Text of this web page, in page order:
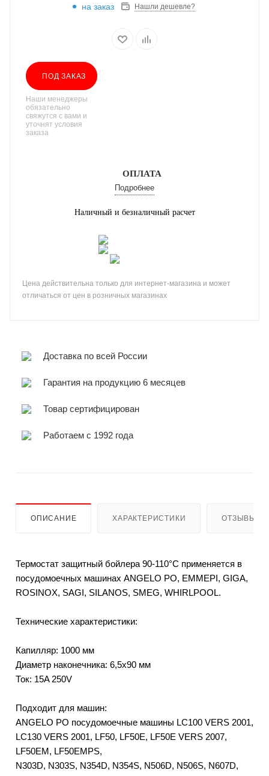
на заказ Нашли дешевле?
ПОД ЗАКАЗ
Наши менеджеры
обязательно
свяжутся с вами и
уточнят условия
заказа
ОПЛАТА
Подробнее
Наличный и безналичный расчет
Цена действительна только для интернет-магазина и может
отличаться от цен в розничных магазинах
Доставка по всей России
Гарантия на продукцию 6 месяцев
Товар сертифицирован
Работаем с 1992 года
ОПИСАНИЕ ХАРАКТЕРИСТИКИ ОТЗЫВЫ
Термостат защитный бойлера 90-110°C применяется в
посудомоечных машинах ANGELO PO, EMMEPI, GIGA,
ROSINOX, SAGI, SILANOS, SMEG, WHIRLPOOL.
Технические характеристики:
Капилляр: 1000 мм
Диаметр наконечника: 6,5x90 мм
Ток: 15A 250V
Подходит для машин:
ANGELO PO посудомоечные машины LC100 VERS 2001,
LC130 VERS 2001, LF50, LF50E, LF50E VERS 2007,
LF50EM, LF50EMPS,
N303D, N303S, N354D, N354S, N506D, N506S, N607D,